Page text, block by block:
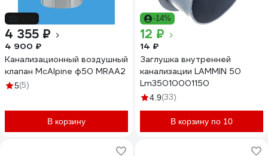
4 355 ₽
4 900 ₽
Канализационный воздушный
клапан McAlpine ф50 MRAA2
5(5)
В корзину
-14%
12 ₽
14 ₽
Заглушка внутренней
канализации LAMMIN 50
Lm35010001150
4.9(33)
В корзину по 10